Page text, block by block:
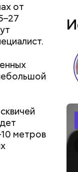
от
метров